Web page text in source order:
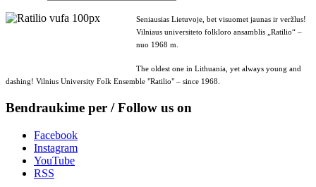
Seniausias Lietuvoje, bet visuomet jaunas ir veržlus!
Vilniaus universiteto folkloro ansamblis „Ratilio“ –
nuo 1968 m.
The oldest one in Lithuania, yet always young and
dashing! Vilnius University Folk Ensemble "Ratilio" – since 1968.
Bendraukime per / Follow us on
Facebook
Instagram
YouTube
RSS